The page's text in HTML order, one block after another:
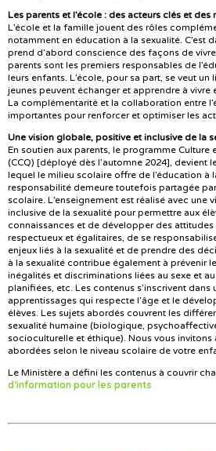
Les parents et l’école : des acteurs clés et
L’école et la famille jouent des rôles
notamment en éducation à la sexualité. C’est
prend d’abord conscience des façons de vivre
parents sont les premiers responsables de
leurs enfants. L’école, pour sa part, se veut un
jeunes peuvent échanger et apprendre à vivre
La complémentarité et la collaboration entre
importantes pour renforcer et optimiser les
Une vision globale, positive et inclusive de la
En soutien aux parents, le programme
(CCQ) [déployé dès l’automne 2024], devient
lequel le milieu scolaire offre de l’éducation à
responsabilité demeure toutefois partagée
scolaire. L’enseignement est réalisé avec une
inclusive de la sexualité pour permettre aux
connaissances et de développer des
respectueux et égalitaires, de se
enjeux liés à la sexualité et de prendre des
à la sexualité contribue également à prévenir
inégalités et discriminations liées au sexe et
planifiées, etc. Les contenus s’inscrivent dans
apprentissages qui respecte l’âge et le
élèves. Les sujets abordés couvrent les
sexualité humaine (biologique,
socioculturelle et éthique). Nous vous
abordées selon le niveau scolaire de votre
Le Ministère a défini les contenus à couvrir
d’information pour les parents